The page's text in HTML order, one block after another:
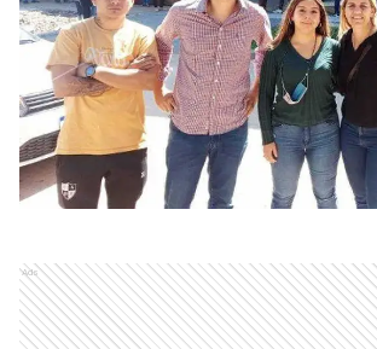
Ads